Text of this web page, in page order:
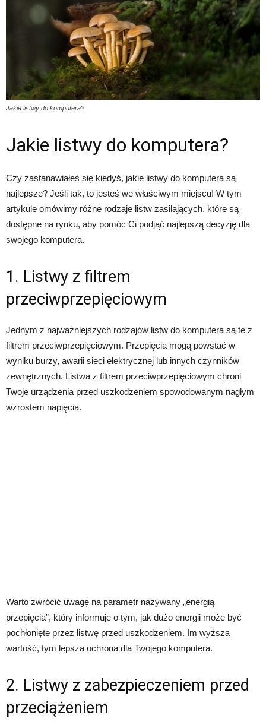
Jakie listwy do komputera?
Jakie listwy do komputera?
Czy zastanawiałeś się kiedyś, jakie listwy do komputera są
najlepsze? Jeśli tak, to jesteś we właściwym miejscu! W tym
artykule omówimy różne rodzaje listw zasilających, które są
dostępne na rynku, aby pomóc Ci podjąć najlepszą decyzję dla
swojego komputera.
1. Listwy z filtrem
przeciwprzepięciowym
Jednym z najważniejszych rodzajów listw do komputera są te z
filtrem przeciwprzepięciowym. Przepięcia mogą powstać w
wyniku burzy, awarii sieci elektrycznej lub innych czynników
zewnętrznych. Listwa z filtrem przeciwprzepięciowym chroni
Twoje urządzenia przed uszkodzeniem spowodowanym nagłym
wzrostem napięcia.
Warto zwrócić uwagę na parametr nazywany „energią
przepięcia”, który informuje o tym, jak dużo energii może być
pochłonięte przez listwę przed uszkodzeniem. Im wyższa
wartość, tym lepsza ochrona dla Twojego komputera.
2. Listwy z zabezpieczeniem przed
przeciążeniem